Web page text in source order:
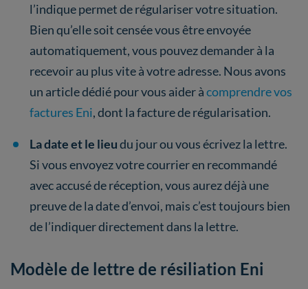
l’indique permet de régulariser votre situation.
Bien qu’elle soit censée vous être envoyée
automatiquement, vous pouvez demander à la
recevoir au plus vite à votre adresse. Nous avons
un article dédié pour vous aider àcomprendre vos
factures Eni, dont la facture de régularisation.
La date et le lieudu jour ou vous écrivez la lettre.
Si vous envoyez votre courrier en recommandé
avec accusé de réception, vous aurez déjà une
preuve de la date d’envoi, mais c’est toujours bien
de l’indiquer directement dans la lettre.
Modèle de lettre de résiliation Eni